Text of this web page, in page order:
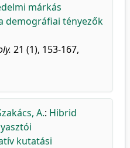
márkás
demográfiai tényezők
21 (1), 153-167,
A.: Hibrid
kutatási